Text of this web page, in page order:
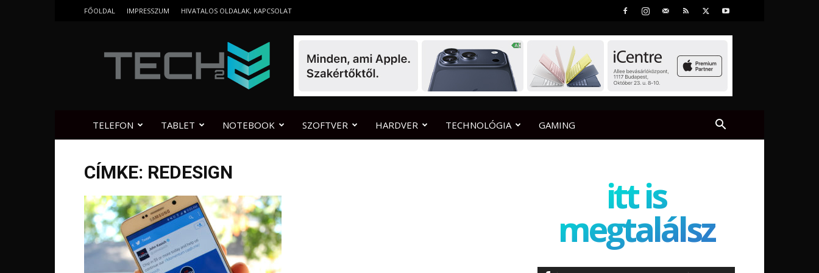
FŐOLDAL IMPRESSZUM HIVATALOS OLDALAK, KAPCSOLAT
TELEFON TABLET NOTEBOOK SZOFTVER HARDVER TECHNOLÓGIA GAMING
CÍMKE: REDESIGN
itt is
megtalálsz